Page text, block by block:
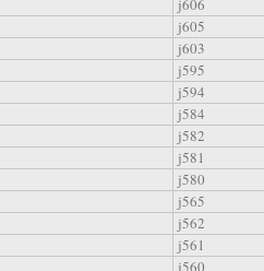
j606
j605
j603
j595
j594
j584
j582
j581
j580
j565
j562
j561
j560